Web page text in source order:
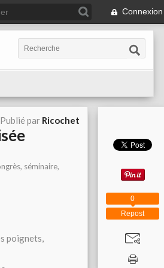
Connexion
Publié par Ricochet
séminaire,
poignets,
Repost
0